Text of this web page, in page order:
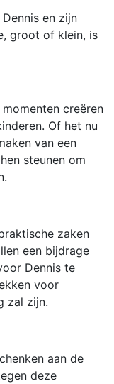
en zijn
groot of klein, is
creëren
Of het nu
van een
steunen om
zaken
een bijdrage
Dennis te
voor
zal zijn.
aan de
deze